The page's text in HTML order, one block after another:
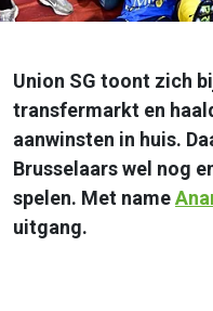
Union SG toont zich
transfermarkt en
aanwinsten in huis.
Brusselaars wel nog
spelen. Met name
uitgang.